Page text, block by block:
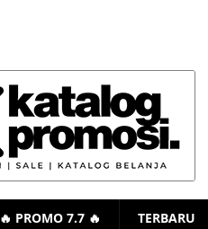
🔥 PROMO 7.7 🔥 TERBARU